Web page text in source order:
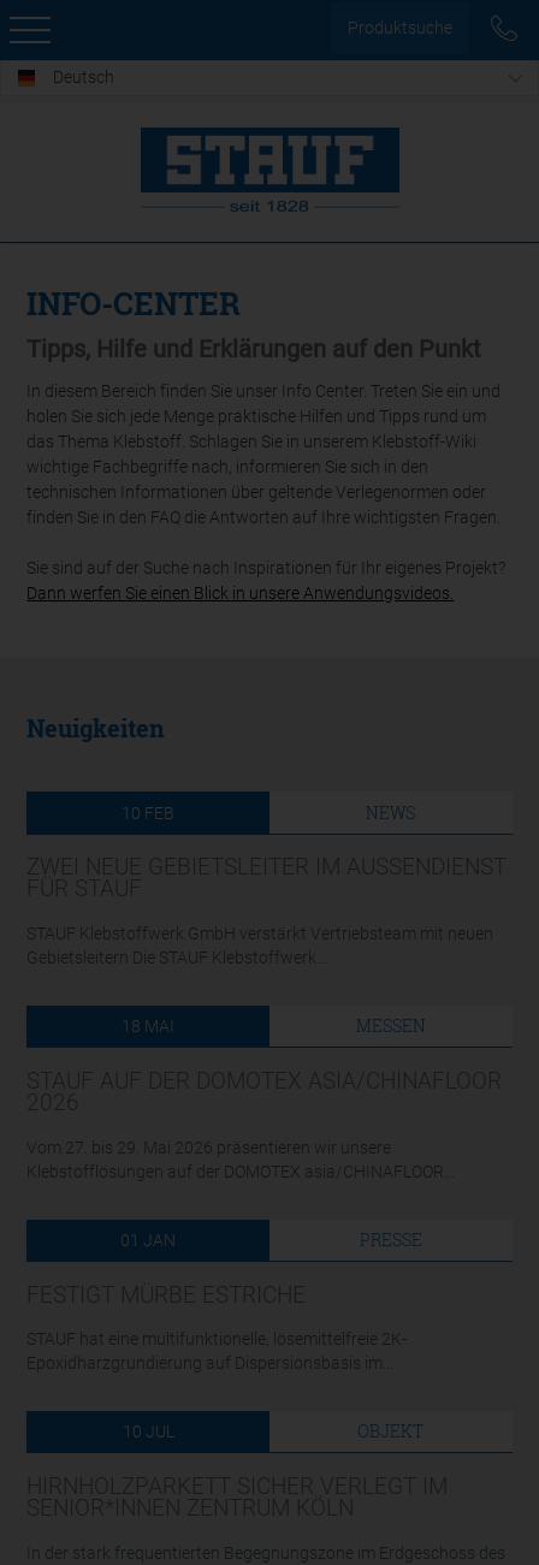
Produktsuche
Deutsch
INFO-CENTER
Tipps, Hilfe und Erklärungen auf den Punkt
In diesem Bereich finden Sie unser Info Center. Treten Sie ein und
holen Sie sich jede Menge praktische Hilfen und Tipps rund um
das Thema Klebstoff. Schlagen Sie in unserem Klebstoff-Wiki
wichtige Fachbegriffe nach, informieren Sie sich in den
technischen Informationen über geltende Verlegenormen oder
finden Sie in den FAQ die Antworten auf Ihre wichtigsten Fragen.
Sie sind auf der Suche nach Inspirationen für Ihr eigenes Projekt?
Dann werfen Sie einen Blick in unsere Anwendungsvideos.
Neuigkeiten
10 FEB NEWS
STAUF Klebstoffwerk GmbH verstärkt Vertriebsteam mit neuen
Gebietsleitern Die STAUF Klebstoffwerk...
18 MAI MESSEN
Vom 27. bis 29. Mai 2026 präsentieren wir unsere
Klebstofflösungen auf der DOMOTEX asia/CHINAFLOOR...
01 JAN PRESSE
STAUF hat eine multifunktionelle, lösemittelfreie 2K-
Epoxidharzgrundierung auf Dispersionsbasis im...
10 JUL OBJEKT
In der stark frequentierten Begegnungszone im Erdgeschoss des